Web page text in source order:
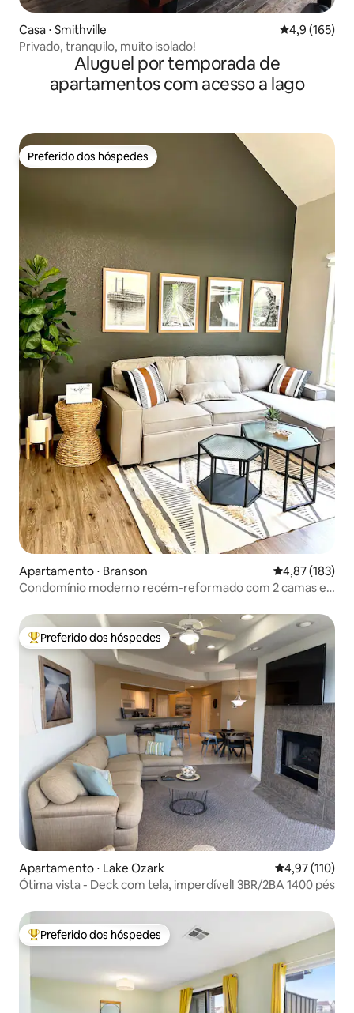
Casa ⋅ Smithville 4,9 de uma
4,9 (165)
Privado, tranquilo, muito isolado!
Aluguel por temporada de
apartamentos com acesso a lago
Preferido dos hóspedes
Preferido dos hóspedes
Apartamento ⋅ Branson 4,87 de uma
4,87 (183)
Condomínio moderno recém-reformado com 2 camas e 2
Entre os melhores preferidos dos hóspedes
Preferido dos hóspedes
Apartamento ⋅ Lake Ozark 4,97 de uma
4,97 (110)
Ótima vista - Deck com tela, imperdível! 3BR/2BA 1400 pés
Entre os melhores preferidos dos hóspedes
Preferido dos hóspedes